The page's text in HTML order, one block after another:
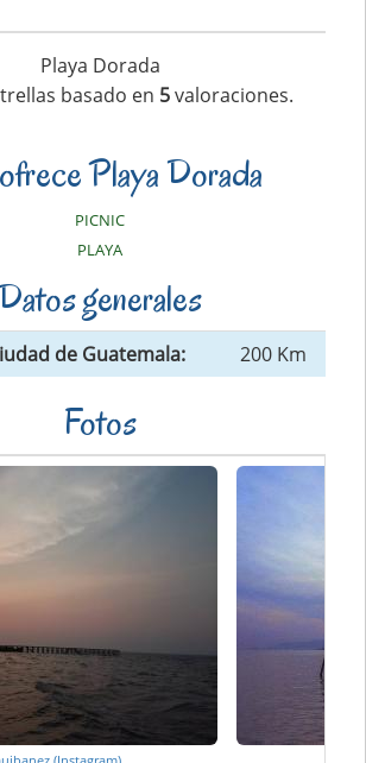
Playa Dorada
basado en 5valoraciones.
Playa Dorada
PICNIC
PLAYA
generales
de Guatemala: 200 Km
Fotos